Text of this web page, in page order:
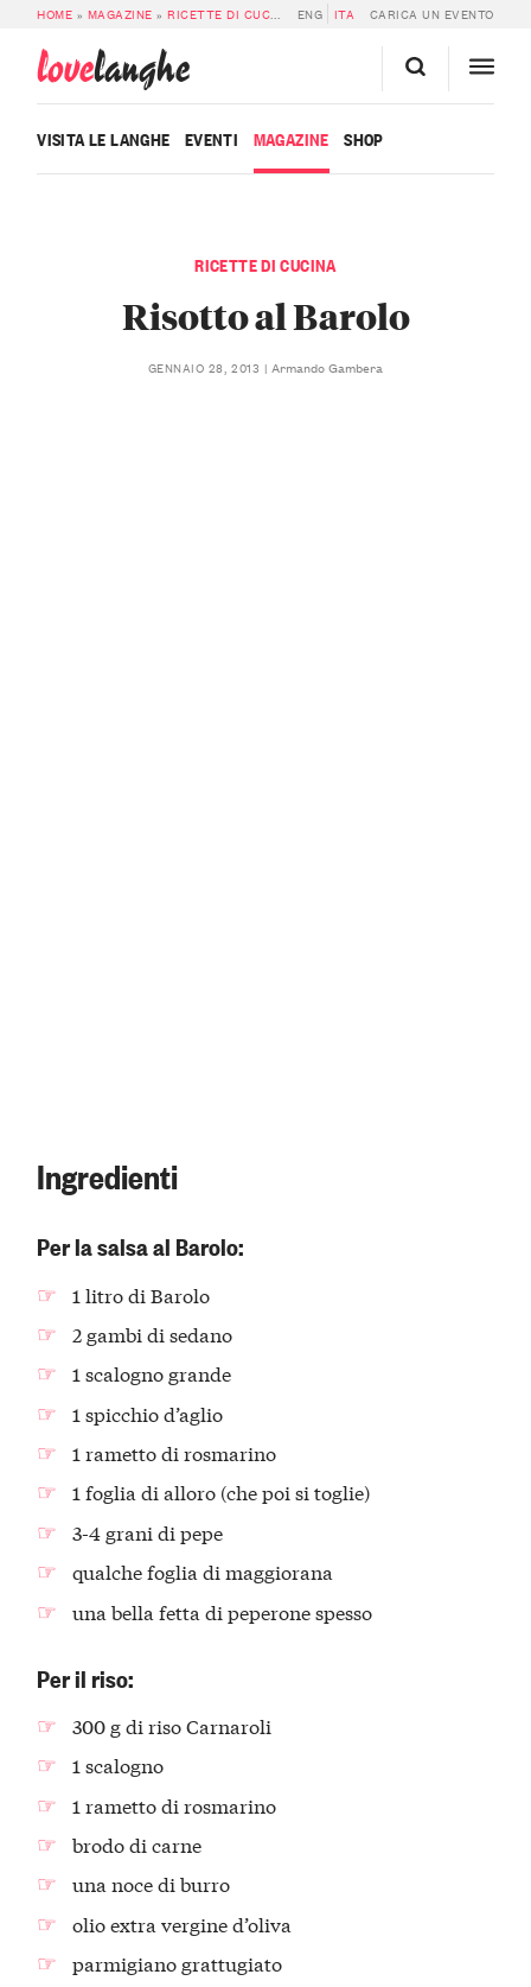
HOME » MAGAZINE »RICETTE DI CUCINA »RISOTTO AL BAROLO
ENG ITA CARICA UN EVENTO
lovelanghe
VISITA LE LANGHE EVENTI MAGAZINE SHOP
RICETTE DI CUCINA
Risotto al Barolo
GENNAIO 28, 2013 Armando Gambera
Ingredienti
Per la salsa al Barolo:
1 litro di Barolo
2 gambi di sedano
1 scalogno grande
1 spicchio d’aglio
1 rametto di rosmarino
1 foglia di alloro (che poi si toglie)
3-4 grani di pepe
qualche foglia di maggiorana
una bella fetta di peperone spesso
Per il riso:
300 g di riso Carnaroli
1 scalogno
1 rametto di rosmarino
brodo di carne
una noce di burro
olio extra vergine d’oliva
parmigiano grattugiato